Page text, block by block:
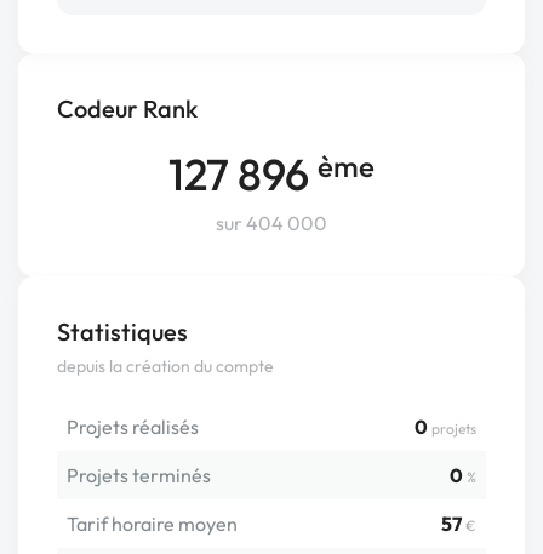
Codeur Rank
127 896 ème
sur 404 000
Statistiques
depuis la création du compte
Projets réalisés 0 projets
Projets terminés 0 %
Tarif horaire moyen 57 €